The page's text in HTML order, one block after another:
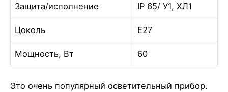
Защита/исполнение IP 65/ У1, ХЛ1
Цоколь Е27
Мощность, Вт 60
Это очень популярный осветительный прибор.